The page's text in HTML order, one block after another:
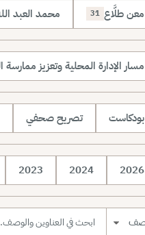
معن طلَّاع 31 محمد العبد
مسار الإدارة المحلية وتعزيز ممارسة
بودكاست تصريح صحفي
2026
2024
2023